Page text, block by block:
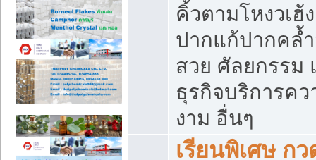
คิ้วตามโหงวเฮ้
ปากแก้ปากคล้
สวย ศัลยกรรม
ธุรกิจบริการคว
งาม อื่นๆ
เรียนพิเศษ กว